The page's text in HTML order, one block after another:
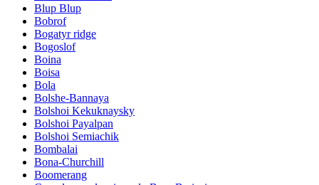
Blup Blup
Bobrof
Bogatyr ridge
Bogoslof
Boina
Boisa
Bola
Bolshe-Bannaya
Bolshoi Kekuknaysky
Bolshoi Payalpan
Bolshoi Semiachik
Bombalai
Bona-Churchill
Boomerang